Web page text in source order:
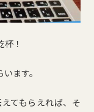
！
ます。
てもらえれば、そ